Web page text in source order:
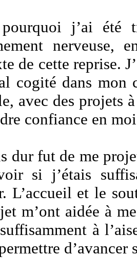
pourquoi j’ai été
nerveuse,
de cette reprise.
cogité dans mon
avec des projets
confiance en
dur fut de me
si j’étais
L’accueil et le
m’ont aidée à
à
d’avancer